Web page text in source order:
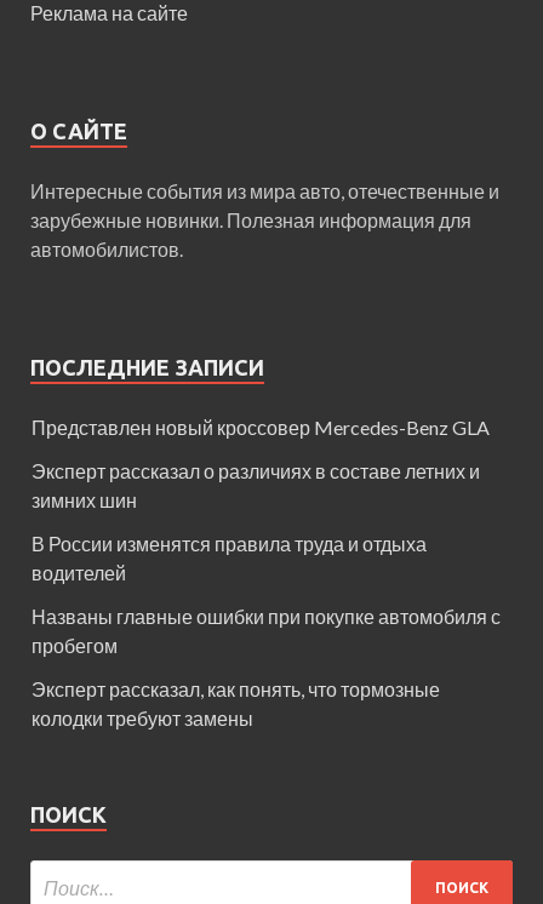
Реклама на сайте
О САЙТЕ
Интересные события из мира авто, отечественные и
зарубежные новинки. Полезная информация для
автомобилистов.
ПОСЛЕДНИЕ ЗАПИСИ
Представлен новый кроссовер Mercedes-Benz GLA
Эксперт рассказал о различиях в составе летних и
зимних шин
В России изменятся правила труда и отдыха
водителей
Названы главные ошибки при покупке автомобиля с
пробегом
Эксперт рассказал, как понять, что тормозные
колодки требуют замены
ПОИСК